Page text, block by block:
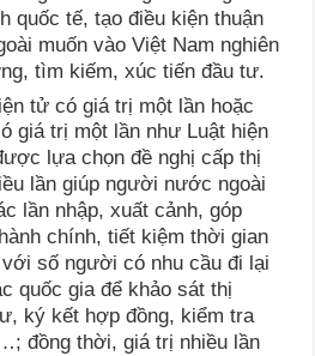
quốc tế, tạo điều kiện thuận
muốn vào Việt Nam nghiên
tìm kiếm, xúc tiến đầu tư.
tử có giá trị một lần hoặc
giá trị một lần như Luật hiện
lựa chọn đề nghị cấp thị
lần giúp người nước ngoài
lần nhập, xuất cảnh, góp
chính, tiết kiệm thời gian
số người có nhu cầu đi lại
quốc gia để khảo sát thị
ký kết hợp đồng, kiểm tra
đồng thời, giá trị nhiều lần